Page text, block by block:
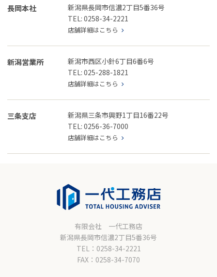
長岡本社
新潟県長岡市信濃2丁目5番36号
TEL: 0258-34-2221
店舗詳細はこちら
新潟営業所
新潟市西区小針6丁目6番6号
TEL: 025-288-1821
店舗詳細はこちら
三条支店
新潟県三条市興野1丁目16番22号
TEL: 0256-36-7000
店舗詳細はこちら
有限会社 一代工務店
新潟県長岡市信濃2丁目5番36号
TEL：0258-34-2221
FAX：0258-34-7070